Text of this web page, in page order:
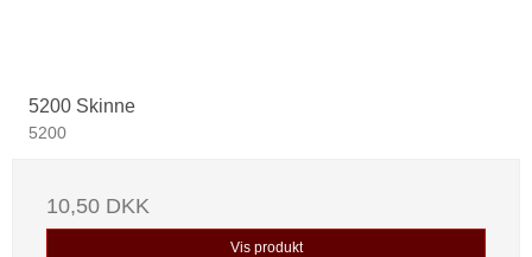
5200 Skinne
5200
10,50 DKK
Vis produkt